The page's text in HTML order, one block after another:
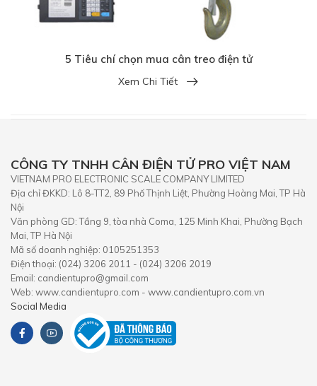
5 Tiêu chí chọn mua cân treo điện tử
Xem Chi Tiết
CÔNG TY TNHH CÂN ĐIỆN TỬ PRO VIỆT NAM
VIETNAM PRO ELECTRONIC SCALE COMPANY LIMITED
Địa chỉ ĐKKD: Lô 8-TT2, 89 Phố Thịnh Liệt, Phường Hoàng Mai, TP Hà
Nội
Văn phòng GD: Tầng 9, tòa nhà Coma, 125 Minh Khai, Phường Bạch
Mai, TP Hà Nội
Mã số doanh nghiệp: 0105251353
Điện thoại: (024) 3206 2011 - (024) 3206 2019
Email: candientupro@gmail.com
Web: www.candientupro.com - www.candientupro.com.vn
Social Media